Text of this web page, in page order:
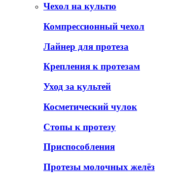
Чехол на культю
Компрессионный чехол
Лайнер для протеза
Крепления к протезам
Уход за культей
Косметический чулок
Стопы к протезу
Приспособления
Протезы молочных желёз